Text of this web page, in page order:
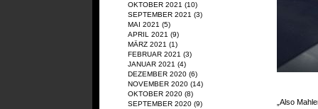
OKTOBER 2021 (10)
SEPTEMBER 2021 (3)
MAI 2021 (5)
APRIL 2021 (9)
MÄRZ 2021 (1)
FEBRUAR 2021 (3)
JANUAR 2021 (4)
DEZEMBER 2020 (6)
NOVEMBER 2020 (14)
OKTOBER 2020 (8)
SEPTEMBER 2020 (9)
„Also